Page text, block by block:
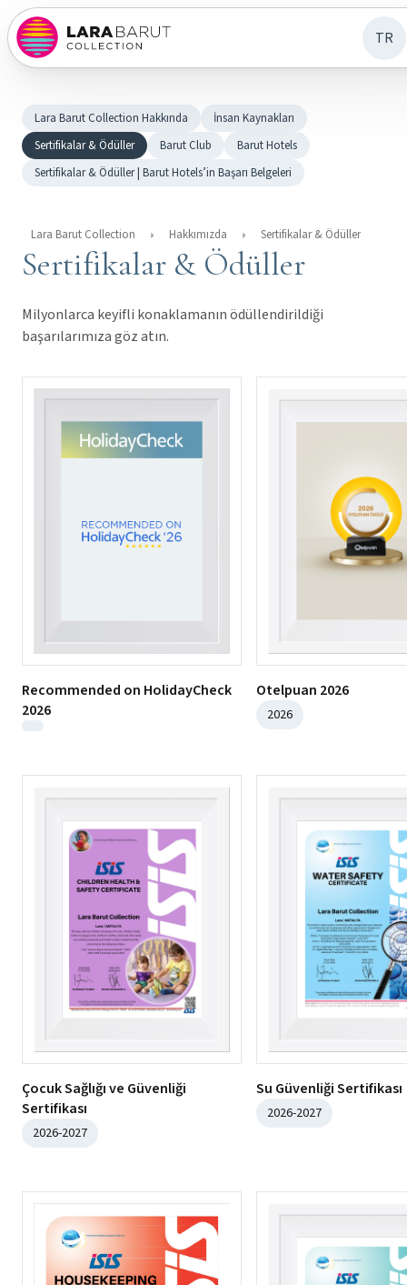
TR
Lara Barut Collection Hakkında
İnsan Kaynakları
Sertifikalar & Ödüller
Barut Club
Barut Hotels
Sertifikalar & Ödüller | Barut Hotels’in Başarı Belgeleri
Lara Barut Collection Hakkımızda Sertifikalar & Ödüller
Sertifikalar & Ödüller
Milyonlarca keyifli konaklamanın ödüllendirildiği
başarılarımıza göz atın.
Recommended on HolidayCheck
2026
Otelpuan 2026
2026
Çocuk Sağlığı ve Güvenliği
Sertifikası
2026-2027
Su Güvenliği Sertifikası
2026-2027